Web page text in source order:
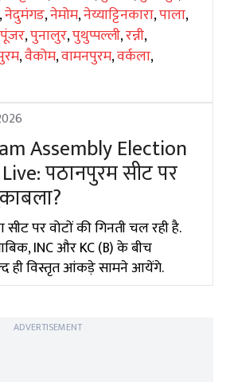
,नेदुमंगड,नेमोम,नेय्याट्टिनकारा,पाला,
पूंजर,पुनालुर,पुथुप्पल्ली,रन्नी,
,वैकोम,वामनपुरम,वर्कला,
Assembly Election
पठानपुरम सीट पर
पर वोटों की गिनती चल रही है.
INC और KC (B) के बीच
ही विस्तृत आंकड़े सामने आयेंगे.
ADVERTISEMENT